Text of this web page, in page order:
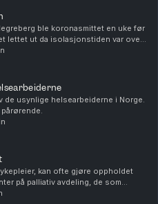
ble koronasmittet en uke før
lettet ut da isolasjonstiden var over
lettelsen ble kortvarig.
de usynlige helsearbeiderne i Norge.
pårørende.
kan ofte gjøre oppholdet
på palliativ avdeling, de som
slutt. Det ble vanskelig da